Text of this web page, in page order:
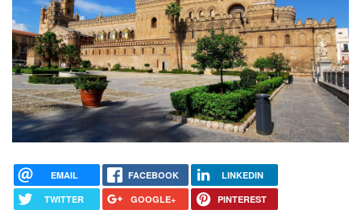
EMAIL FACEBOOK LINKEDIN
TWITTER GOOGLE+ PINTEREST